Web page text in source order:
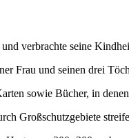
verbrachte seine
Frau und seinen drei
sowie Bücher, in
Großschutzgebiete